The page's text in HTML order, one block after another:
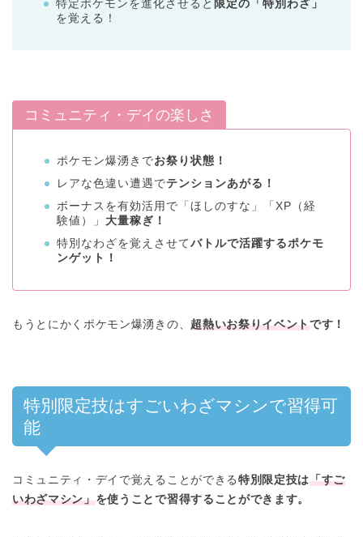
特定ポケモンを進化させると 限定の「特別わざ」
を覚える！
コミュニティ・デイの楽しさ
ポケモン爆湧きでお祭り状態！
レアな色違い遭遇でテンションあがる！
ボーナスを有効活用で「ほしのすな」「XP（経
験値）」 大量稼ぎ！
特別なわざを覚えさせて バトルで活躍するポケモ
ンゲット！
もうとにかくポケモン爆湧きの、超熱いお祭りイベントです！
特別限定技はすごいわざマシンで習得可
能
コミュニティ・デイで覚えることができる 特別限定技は「すご
いわざマシン」を使うことで習得することができます。